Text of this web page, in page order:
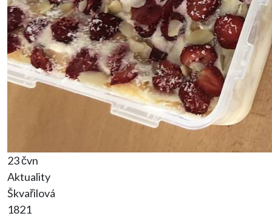
23 čvn
Aktuality
Škvařilová
1821